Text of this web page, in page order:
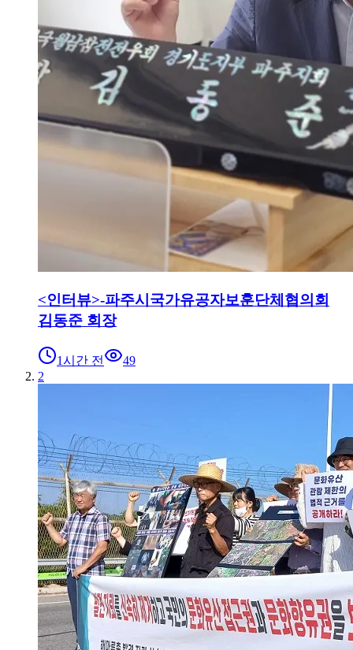
<인터뷰>-파주시국가유공자보훈단체협의회
김동준 회장
1시간 전
49
2